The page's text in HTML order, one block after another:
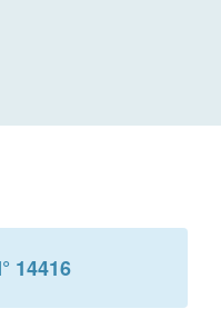
14416